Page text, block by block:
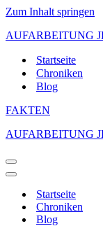
Zum Inhalt springen
AUFARBEITUNG
Startseite
Chroniken
Blog
FAKTEN
AUFARBEITUNG
Navigations-
Menü
Navigations-
Startseite
Chroniken
Blog